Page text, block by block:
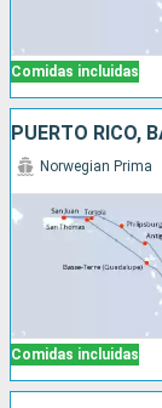
Comidas incluidas
Comidas incluidas
Norwegian Prima